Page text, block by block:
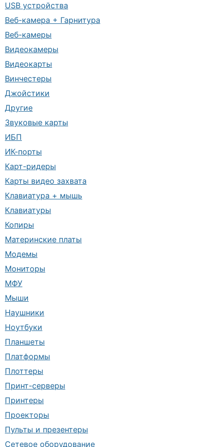
USB устройства
Веб-камера + Гарнитура
Веб-камеры
Видеокамеры
Видеокарты
Винчестеры
Джойстики
Другие
Звуковые карты
ИБП
ИК-порты
Карт-ридеры
Карты видео захвата
Клавиатура + мышь
Клавиатуры
Копиры
Материнские платы
Модемы
Мониторы
МФУ
Мыши
Наушники
Ноутбуки
Планшеты
Платформы
Плоттеры
Принт-серверы
Принтеры
Проекторы
Пульты и презентеры
Сетевое оборудование